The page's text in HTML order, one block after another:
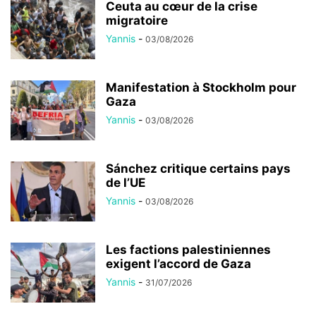
Ceuta au cœur de la crise
migratoire
Yannis - 03/08/2026
Manifestation à Stockholm pour
Gaza
Yannis - 03/08/2026
Sánchez critique certains pays
de l’UE
Yannis - 03/08/2026
Les factions palestiniennes
exigent l’accord de Gaza
Yannis - 31/07/2026